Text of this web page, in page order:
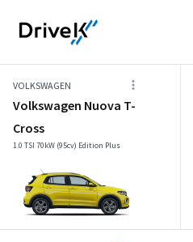
VOLKSWAGEN
Volkswagen Nuova T-
Cross
1.0 TSI 70kW (95cv) Edition Plus